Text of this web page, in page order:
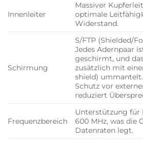
Innenleiter
Massiver
optimale
Widerstand.
Schirmung
S/FTP (Shielded/
Jedes Adernpaar
geschirmt, und
zusätzlich mit
shield)
Schutz vor
reduziert
Frequenzbereich
Unterstützung für
600 MHz, was die
Datenraten legt.